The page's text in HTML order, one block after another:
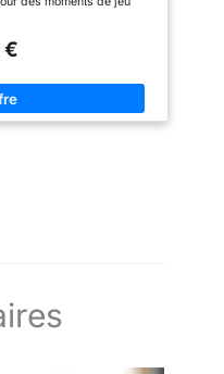
simple et amusante,
ludique, ce dinosaure à
activables d'un simple
sonore captivante aux
d'un adulte.
€